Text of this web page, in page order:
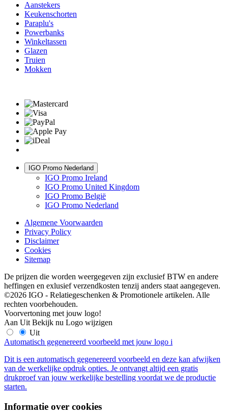
Aanstekers
Keukenschorten
Paraplu's
Powerbanks
Winkeltassen
Glazen
Truien
Mokken
IGO Promo Nederland
IGO Promo Ireland
IGO Promo United Kingdom
IGO Promo België
IGO Promo Nederland
Algemene Voorwaarden
Privacy Policy
Disclaimer
Cookies
Sitemap
De prijzen die worden weergegeven zijn exclusief BTW en andere
heffingen en exlusief verzendkosten tenzij anders staat aangegeven.
©2026 IGO - Relatiegeschenken & Promotionele artikelen. Alle
rechten voorbehouden.
Voorvertoning met jouw logo!
Aan Uit Bekijk nu Logo wijzigen
Uit
Automatisch gegenereerd voorbeeld met jouw logo i
Dit is een automatisch gegenereerd voorbeeld en deze kan afwijken
van de werkelijke opdruk opties. Je ontvangt altijd een gratis
drukproef van jouw werkelijke bestelling voordat we de productie
starten.
Informatie over cookies